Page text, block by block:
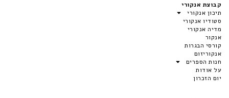
קבוצת אנקורי
תיכון אנקורי
סטודיו אנקורי
מדיה אנקורי
אנקור
קורסי הבגרות
אנקוריזום
חנות הספרים
על אודות
יום הזכרון